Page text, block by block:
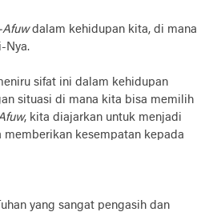
dalam kehidupan kita, di mana
Nya.
sifat ini dalam kehidupan
situasi di mana kita bisa memilih
, kita diajarkan untuk menjadi
memberikan kesempatan kepada
yang sangat pengasih dan